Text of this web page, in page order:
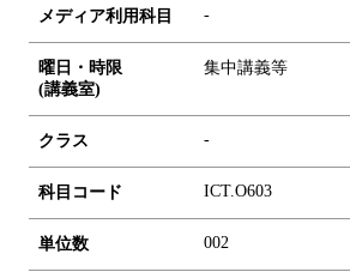
メディア利用科目 -
曜日・時限
(講義室)
集中講義等
クラス -
科目コード ICT.O603
単位数 002